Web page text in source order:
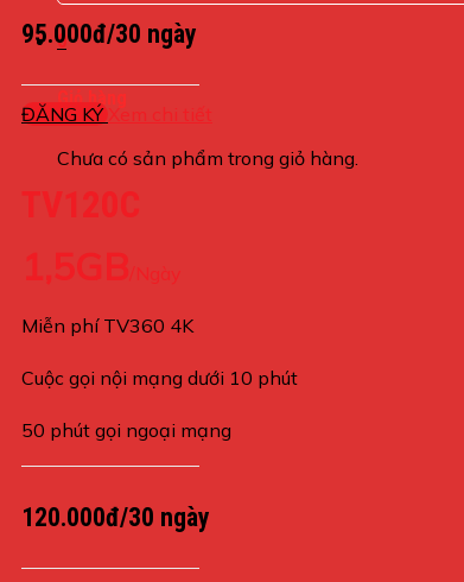
0
Giỏ hàng
Chưa có sản phẩm trong giỏ hàng.
95.000đ/30 ngày
ĐĂNG KÝ Xem chi tiết
TV120C
1,5GB /Ngày
Miễn phí TV360 4K
Cuộc gọi nội mạng dưới 10 phút
50 phút gọi ngoại mạng
120.000đ/30 ngày